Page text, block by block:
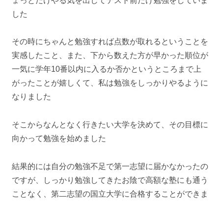
した
その時にちゃんと勉強すれば点数が取れるということを
実感したこと、また、下から数えた方が早かった順位が
一気に学年10番以内に入るか否かというところまで上
がったことが嬉しくて、私は勉強をしっかりやるように
なりました
そこからなんとなく行きたい大学を決めて、その目標に
向かって勉強を始めました
結果的には自分の勉強不足で第一志望に届かなかったの
ですが、しっかり勉強してきたお陰で高額な塾にも通う
ことなく、第二志望の国立大学に合格することができま